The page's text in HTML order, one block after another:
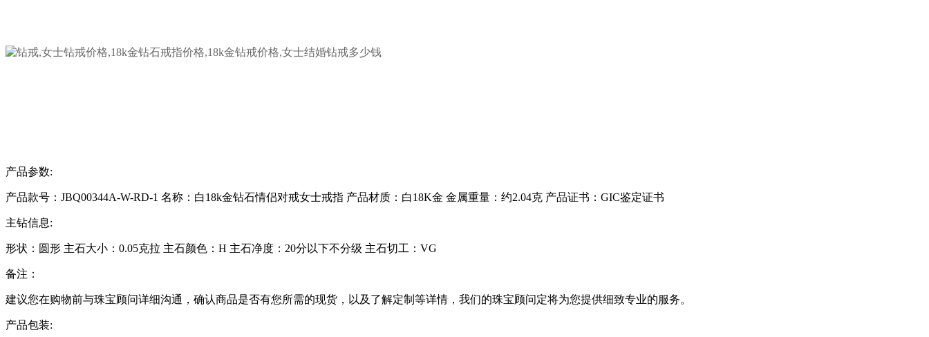
产品参数:
产品款号：JBQ00344A-W-RD-1 名称：白18k金钻石情侣对戒女士戒指 产品材质： 白18K金 金属重量： 约2.04克 产品证书：GIC鉴定证书
主钻信息:
形状： 圆形 主石大小： 0.05克拉 主石颜色： H 主石净度： 20分以下不分级 主石切工： VG
备注：
建议您在购物前与珠宝顾问详细沟通，确认商品是否有您所需的现货，以及了解定制等详情，我们的珠宝顾问定将为您提供细致专业的服务。
产品包装: